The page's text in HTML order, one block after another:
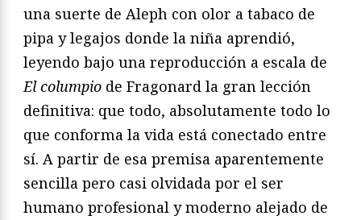
una suerte de Aleph con olor a tabaco de
pipa y legajos donde la niña aprendió,
leyendo bajo una reproducción a escala de
El columpio de Fragonard la gran lección
definitiva: que todo, absolutamente todo lo
que conforma la vida está conectado entre
sí. A partir de esa premisa aparentemente
sencilla pero casi olvidada por el ser
humano profesional y moderno alejado de